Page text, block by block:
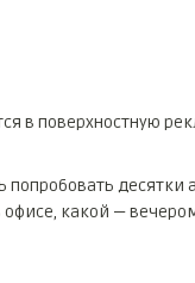
в поверхностную
десятки
офисе, какой —